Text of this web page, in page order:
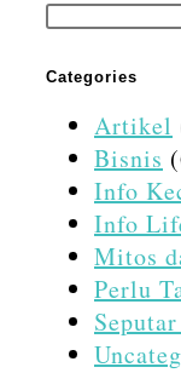
Categories
Artikel
Bisnis
Info
Info
Mitos
Perlu